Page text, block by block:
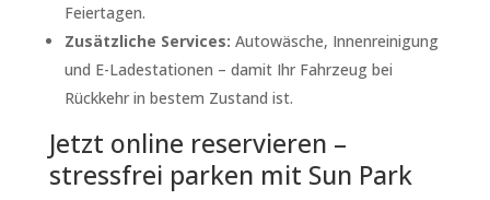
Feiertagen.
Zusätzliche Services: Autowäsche, Innenreinigung
und E-Ladestationen – damit Ihr Fahrzeug bei
Rückkehr in bestem Zustand ist.
Jetzt online reservieren –
stressfrei parken mit Sun Park